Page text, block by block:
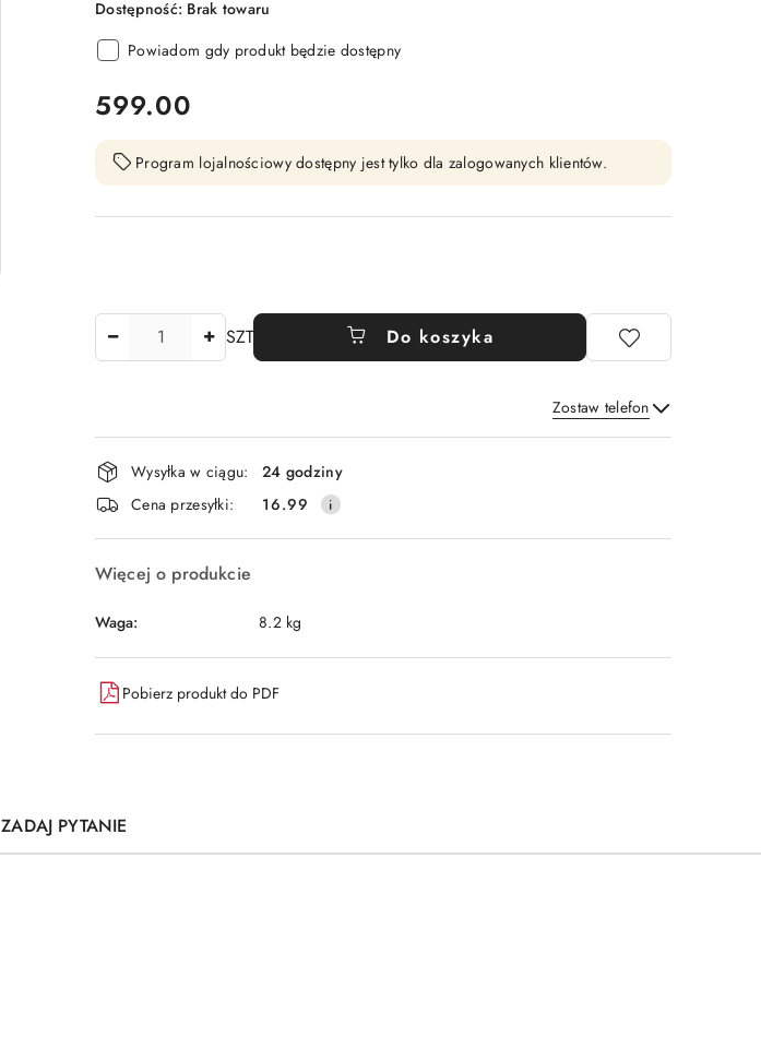
Dostępność: Brak towaru
Powiadom gdy produkt będzie dostępny
cena:
599.00
Program lojalnościowy dostępny jest tylko dla zalogowanych klientów.
SZT Do koszyka
Zostaw telefon
Wyślij
Dostępność
i
dostawa
Wysyłka w ciągu:
24 godziny
Cena przesyłki:
16.99
Więcej o produkcie
Waga: 8.2 kg
Pobierz produkt do PDF
ZADAJ PYTANIE